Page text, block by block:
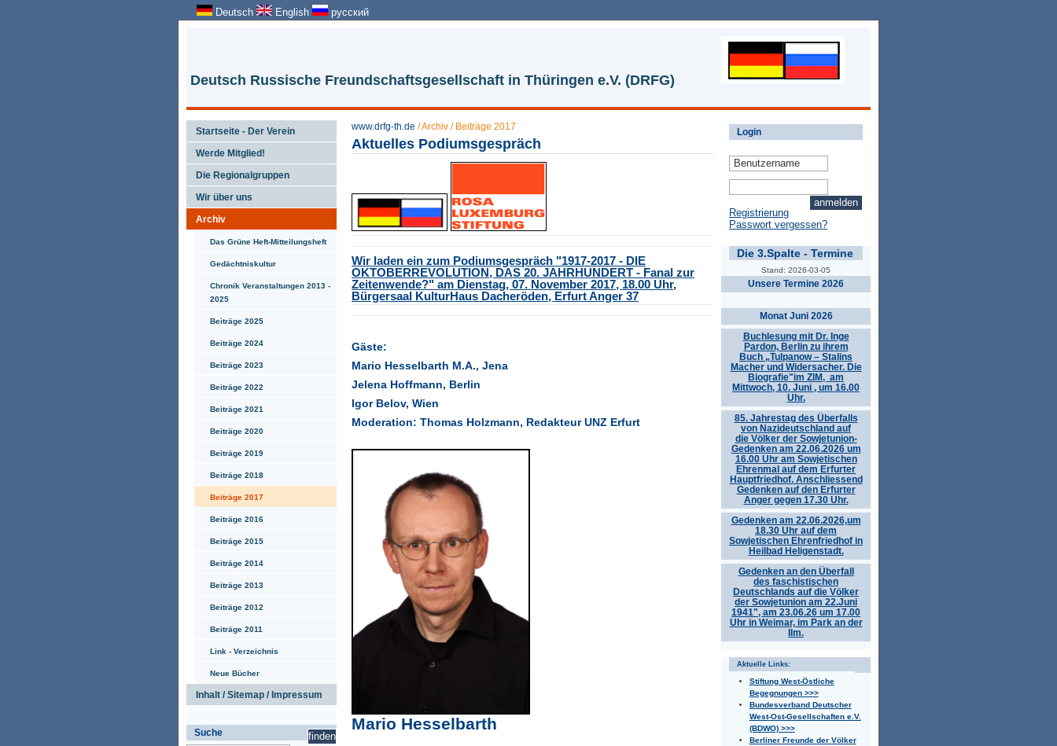
Deutsch English русский
Deutsch Russische Freundschaftsgesellschaft in Thüringen e.V. (DRFG)
Startseite - Der Verein
Werde Mitglied!
Die Regionalgruppen
Wir über uns
Archiv
Das Grüne Heft-Mitteilungsheft
Gedächtniskultur
Chronik Veranstaltungen 2013 -
2025
Beiträge 2025
Beiträge 2024
Beiträge 2023
Beiträge 2022
Beiträge 2021
Beiträge 2020
Beiträge 2019
Beiträge 2018
Beiträge 2017
Beiträge 2016
Beiträge 2015
Beiträge 2014
Beiträge 2013
Beiträge 2012
Beiträge 2011
Link - Verzeichnis
Neue Bücher
Inhalt / Sitemap / Impressum
Suche
Login
Registrierung
Passwort vergessen?
Die 3.Spalte - Termine
Stand: 2026-03-05
Unsere Termine 2026
Monat Juni 2026
Buchlesung mit Dr. Inge
Pardon, Berlin zu ihrem
Buch „Tulpanow – Stalins
Macher und Widersacher. Die
Biografie"im ZIM, am
Mittwoch, 10. Juni , um 16.00
Uhr.
85. Jahrestag des Überfalls
von Nazideutschland auf
die Völker der Sowjetunion-
Gedenken am 22.06.2026 um
16.00 Uhr am Sowjetischen
Ehrenmal auf dem Erfurter
Hauptfriedhof. Anschliessend
Gedenken auf den Erfurter
Anger gegen 17.30 Uhr.
Gedenken am 22.06.2026,um
18.30 Uhr auf dem
Sowjetischen Ehrenfriedhof in
Heilbad Heligenstadt.
Gedenken an den Überfall
des faschistischen
Deutschlands auf die Völker
der Sowjetunion am 22.Juni
1941", am 23.06.26 um 17.00
Uhr in Weimar, im Park an der
Ilm.
Aktuelle Links:
Stiftung West-Östliche
Begegnungen >>>
Bundesverband Deutscher
West-Ost-Gesellschaften e.V.
(BDWO) >>>
Berliner Freunde der Völker
www.drfg-th.de /Archiv / Beiträge 2017
Aktuelles Podiumsgespräch
Wir laden ein zum Podiumsgespräch "1917-2017 - DIE
OKTOBERREVOLUTION, DAS 20. JAHRHUNDERT - Fanal zur
Zeitenwende?" am Dienstag, 07. November 2017, 18.00 Uhr,
Bürgersaal KulturHaus Dacheröden, Erfurt Anger 37
Gäste:
Mario Hesselbarth M.A., Jena
Jelena Hoffmann, Berlin
Igor Belov, Wien
Moderation: Thomas Holzmann, Redakteur UNZ Erfurt
Mario Hesselbarth